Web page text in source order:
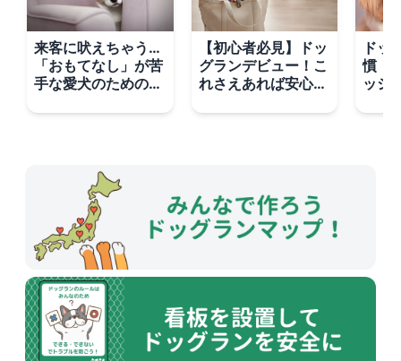
来客に吠えちゃう…
「おもてなし」が苦
手な愛犬のための3
【初心者必見】ドッ
グランデビュー！こ
れさえあれば安心の
ドッ
慣！
ッシ
法